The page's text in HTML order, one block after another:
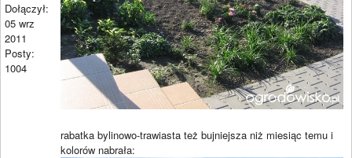
Dołączył:
05 wrz
2011
Posty:
1004
rabatka bylinowo-trawiasta też bujniejsza niż miesiąc temu i
kolorów nabrała: